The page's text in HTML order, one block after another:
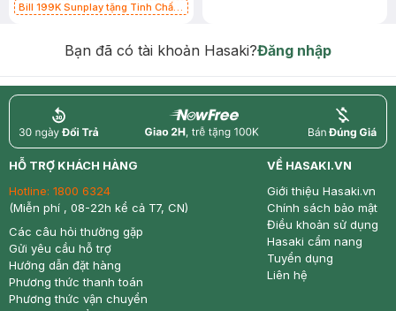
Bill 199K Sunplay tặng Tinh Chất
Bạn đã có tài khoản Hasaki?Đăng nhập
return nowfree price
HỖ TRỢ KHÁCH HÀNG
Hotline: 1800 6324
(Miễn phí , 08-22h kể cả T7, CN)
Các câu hỏi thường gặp
Gửi yêu cầu hỗ trợ
Hướng dẫn đặt hàng
Phương thức thanh toán
Phương thức vận chuyển
VỀ HASAKI.VN
Giới thiệu Hasaki.vn
Chính sách bảo mật
Điều khoản sử dụng
Hasaki cẩm nang
Tuyển dụng
Liên hệ